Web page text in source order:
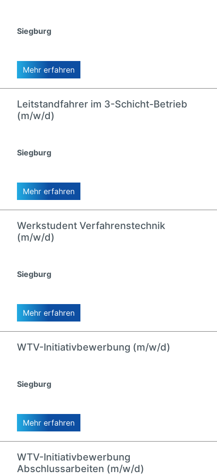
Siegburg
Mehr erfahren
Leitstandfahrer im 3-Schicht-Betrieb
(m/w/d)
Siegburg
Mehr erfahren
Werkstudent Verfahrenstechnik
(m/w/d)
Siegburg
Mehr erfahren
WTV-Initiativbewerbung (m/w/d)
Siegburg
Mehr erfahren
WTV-Initiativbewerbung
Abschlussarbeiten (m/w/d)